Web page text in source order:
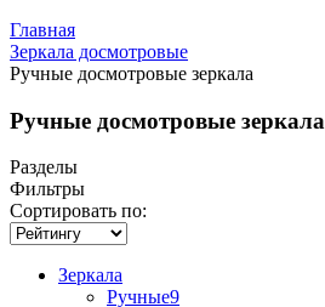
Главная
Зеркала досмотровые
Ручные досмотровые зеркала
Ручные досмотровые зеркала
Разделы
Фильтры
Сортировать по:
Зеркала
Ручные9